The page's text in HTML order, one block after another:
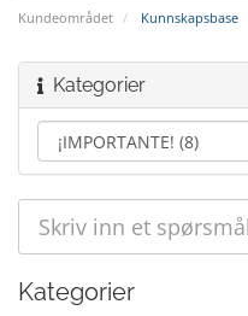
Kundeområdet Kunnskapsbase
Kategorier
Kategorier